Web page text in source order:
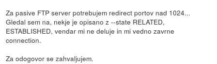
Za pasive FTP server potrebujem redirect portov nad 1024...
Gledal sem na, nekje je opisano z --state RELATED,
ESTABLISHED, vendar mi ne deluje in mi vedno zavrne
connection.
Za odogovor se zahvaljujem.